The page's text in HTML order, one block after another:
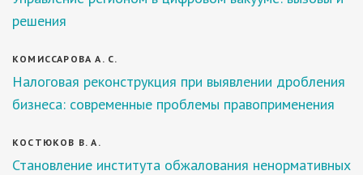
решения
КОМИССАРОВА А. С.
Налоговая реконструкция при выявлении дробления
бизнеса: современные проблемы правоприменения
КОСТЮКОВ В. А.
Становление института обжалования ненормативных